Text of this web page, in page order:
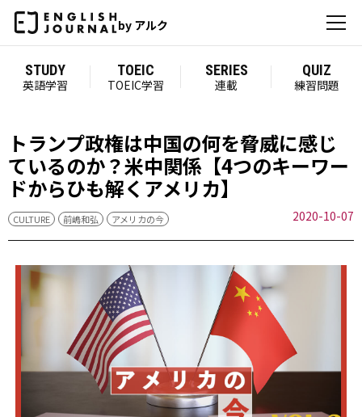
by アルク
STUDY
英語学習
TOEIC
TOEIC学習
SERIES
連載
QUIZ
練習問題
トランプ政権は中国の何を脅威に感じ
ているのか？米中関係【4つのキーワー
ドからひも解くアメリカ】
CULTURE 前嶋和弘 アメリカの今 2020-10-07